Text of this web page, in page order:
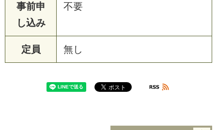
事前申
し込み
不要
定員 無し